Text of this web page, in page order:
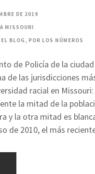
DE 2019
MISSOURI
BLOG , POR LOS NÚMEROS
de Policía de la
de las jurisdicciones
racial en Missouri:
la mitad de la
y la otra mitad es
de 2010, el más